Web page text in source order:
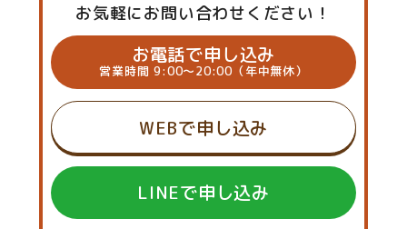
お気軽にお問い合わせください！
お電話で申し込み
営業時間 9:00～20:00（年中無休）
WEBで申し込み
LINEで申し込み